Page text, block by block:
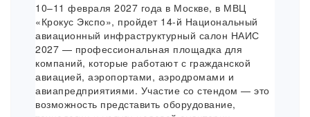
10–11 февраля 2027 года в Москве, в МВЦ
«Крокус Экспо», пройдет 14-й Национальный
авиационный инфраструктурный салон НАИС
2027 — профессиональная площадка для
компаний, которые работают с гражданской
авиацией, аэропортами, аэродромами и
авиапредприятиями. Участие со стендом — это
возможность представить оборудование,